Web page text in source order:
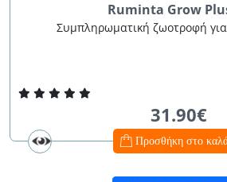
Ruminta Grow
Συμπληρωματική ζωοτροφή
31.90€
Προσθήκη στο